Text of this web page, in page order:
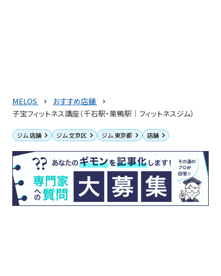
MELOS
おすすめ店舗
子宝フィットネス講座（千石駅・巣鴨駅｜フィットネスジム）
ジム 店舗 ジム 文京区 ジム 東京都 店舗